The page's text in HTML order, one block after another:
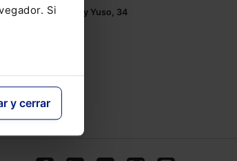
Si
y cerrar
de Suso y Yuso, 34